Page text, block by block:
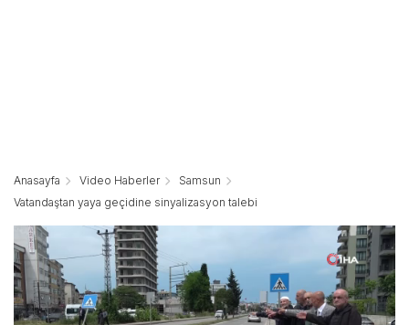
Anasayfa Video Haberler
Samsun
Vatandaştan yaya geçidine sinyalizasyon talebi